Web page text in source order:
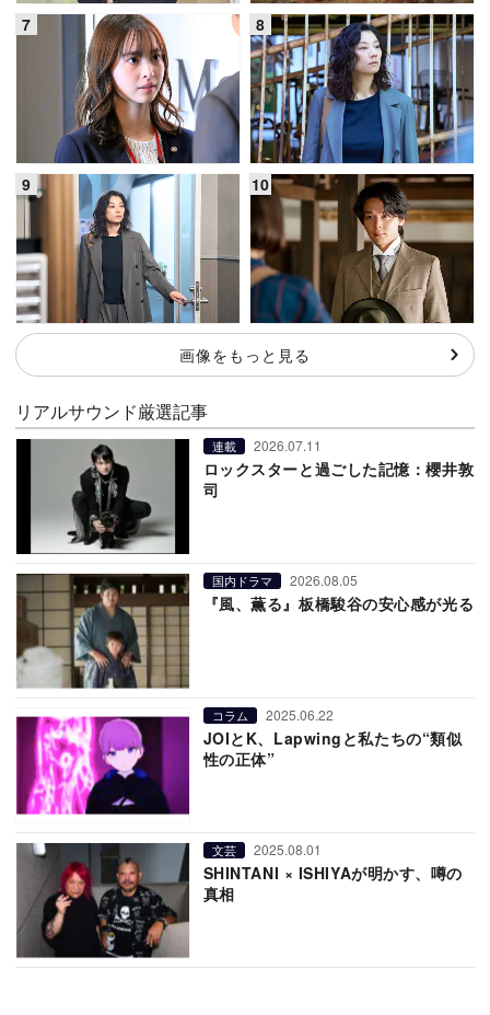
画像をもっと見る
リアルサウンド厳選記事
連載 2026.07.11
ロックスターと過ごした記憶：櫻井敦
司
国内ドラマ 2026.08.05
『風、薫る』板橋駿谷の安心感が光る
コラム 2025.06.22
JOIとK、Lapwingと私たちの“類似
性の正体”
文芸 2025.08.01
SHINTANI × ISHIYAが明かす、噂の
真相